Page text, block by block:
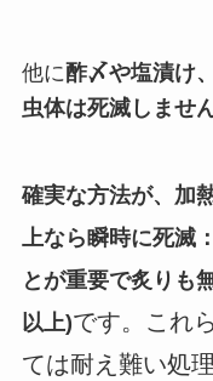
他に酢〆や塩漬け
虫体は死滅しませ
確実な方法が、加
上なら瞬時に死滅
とが重要で炙りも
以上)です。これ
ては耐え難い処